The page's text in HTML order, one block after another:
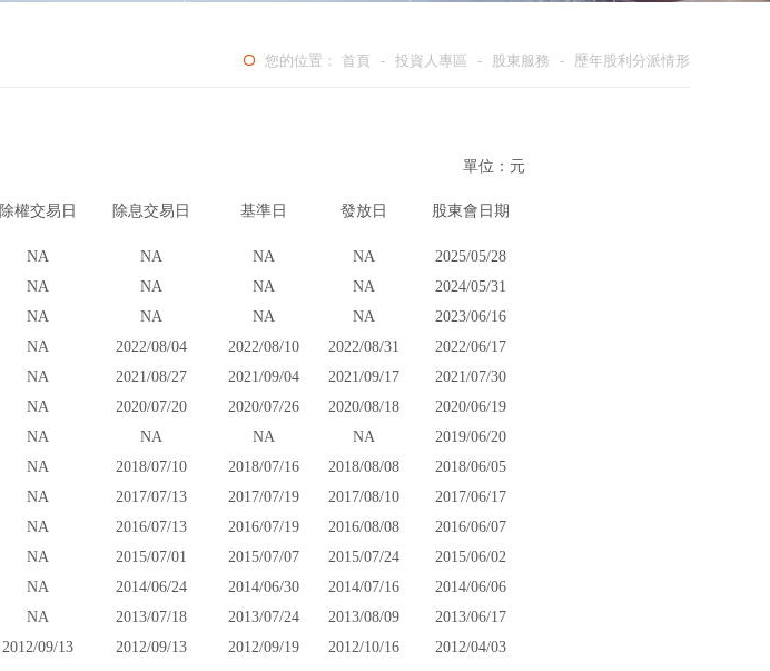
您的位置： 首頁 - 投資人專區 - 股東服務 - 歷年股利分派情形
單位：元
除權交易日
除息交易日 基準日 發放日
股東會日期
NA NA NA NA
2025/05/28
NA NA NA NA
2024/05/31
NA NA NA NA
2023/06/16
NA 2022/08/04 2022/08/10 2022/08/31
2022/06/17
NA 2021/08/27 2021/09/04 2021/09/17
2021/07/30
NA 2020/07/20 2020/07/26 2020/08/18
2020/06/19
NA NA NA NA
2019/06/20
NA 2018/07/10 2018/07/16 2018/08/08
2018/06/05
NA 2017/07/13 2017/07/19 2017/08/10
2017/06/17
NA 2016/07/13 2016/07/19 2016/08/08
2016/06/07
NA 2015/07/01 2015/07/07 2015/07/24
2015/06/02
NA 2014/06/24 2014/06/30 2014/07/16
2014/06/06
NA 2013/07/18 2013/07/24 2013/08/09
2013/06/17
2012/09/13 2012/09/13 2012/09/19 2012/10/16
2012/04/03